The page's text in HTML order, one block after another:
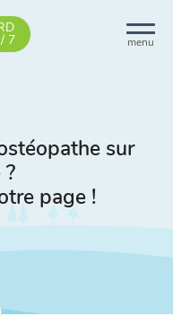
menu
7
sur
page !